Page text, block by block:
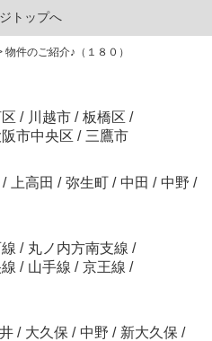
トップへ
物件のご紹介♪（１８０）
/ 川越市 / 板橋区 /
市中央区 / 三鷹市
/ 上高田 / 弥生町 / 中田 / 中野 /
/ 丸ノ内方南支線 /
/ 山手線 / 京王線 /
/ 大久保 / 中野 / 新大久保 /